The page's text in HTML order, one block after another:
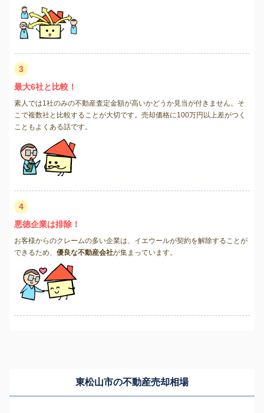
3
最大6社と比較！
素人では1社のみの不動産査定金額が高いかどうか見当が付きません。そ
こで複数社と比較することが大切です。売却価格に100万円以上差がつく
こともよくある話です。
4
悪徳企業は排除！
お客様からのクレームの多い企業は、イエウールが契約を解除することが
できるため、 優良な不動産会社が集まっています。
東松山市の不動産売却相場